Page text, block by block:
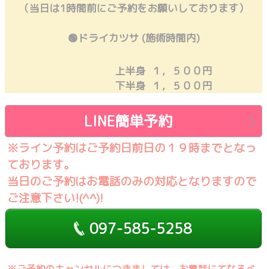
（当日は1時間前にご予約をお願いしております）
🟢ドライカツサ (施術時間内)
上半身 １，５００円
下半身 １，５００円
LINE簡単予約
※ライン予約はご予約日前日の１９時までとなっ
ております。
当日のご予約はお電話のみの対応となりますので
ご注意下さい!(^^)!
097-585-5258